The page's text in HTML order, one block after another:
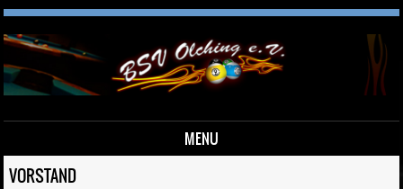
MENU
Skip to content
VORSTAND